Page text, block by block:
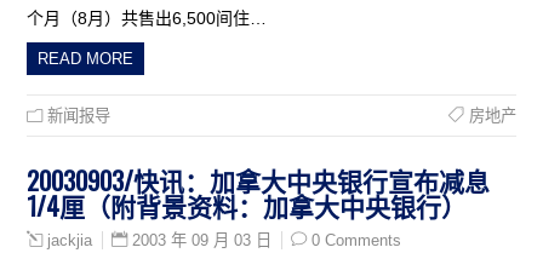
个月（8月）共售出6,500间住…
READ MORE
新闻报导 房地产
20030903/快讯：加拿大中央银行宣布减息
1/4厘（附背景资料：加拿大中央银行）
jackjia 2003 年 09 月 03 日 0 Comments